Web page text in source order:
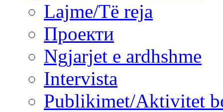
Lajme/Të reja
Проекти
Ngjarjet e ardhshme
Intervista
Publikimet/Aktivitet